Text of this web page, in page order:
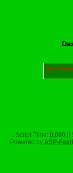
.: Script-Time: 0,000
Powered by ASP-